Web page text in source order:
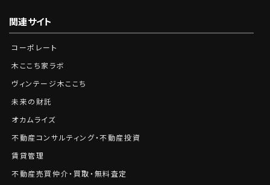
関連サイト
コーポレート
木ここち家ラボ
ヴィンテージ木ここち
未来の財託
オカムライズ
不動産コンサルティング・不動産投資
賃貸管理
不動産売買仲介・買取・無料査定